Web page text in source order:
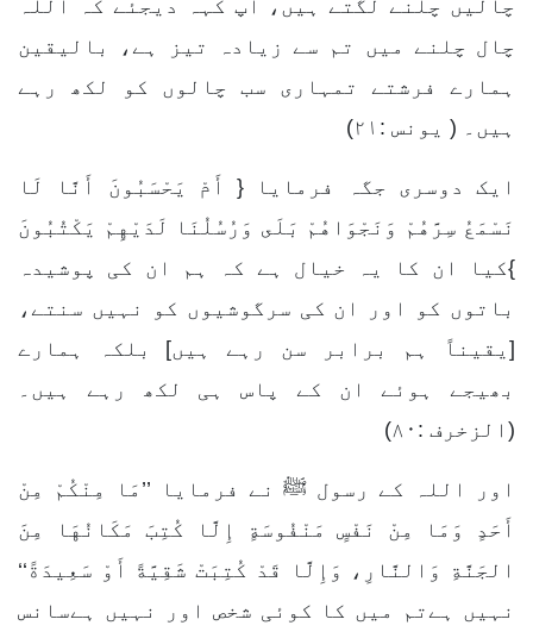
چالیں چلنے لگتے ہیں، آپ کہہ دیجئے کہ اللہ
چال چلنے میں تم سے زیادہ تیز ہے، بالیقین
ہمارے فرشتے تمہاری سب چالوں کو لکھ رہے
ہیں۔ ( یونس :۲۱)
ایک دوسری جگہ فرمایا { أَمْ يَحْسَبُونَ أَنَّا لَا
نَسْمَعُ سِرَّهُمْ وَنَجْوَاهُمْ بَلَى وَرُسُلُنَا لَدَيْهِمْ يَكْتُبُونَ
}کیا ان کا یہ خیال ہے کہ ہم ان کی پوشیدہ
باتوں کو اور ان کی سرگوشیوں کو نہیں سنتے،
[یقیناً ہم برابر سن رہے ہیں] بلکہ ہمارے
بھیجے ہوئے ان کے پاس ہی لکھ رہے ہیں۔
(الزخرف :۸۰)
اور اللہ کے رسول ﷺ نے فرمایا ’’مَا مِنْكُمْ مِنْ
أَحَدٍ وَمَا مِنْ نَفْسٍ مَنْفُوسَةٍ إِلَّا كُتِبَ مَكَانُهَا مِنَ
الجَنَّةِ وَالنَّارِ، وَإِلَّا قَدْ كُتِبَتْ شَقِيَّةً أَوْ سَعِيدَةً‘‘
نہیں ہےتم میں کا کوئی شخص اور نہیں ہےسانس